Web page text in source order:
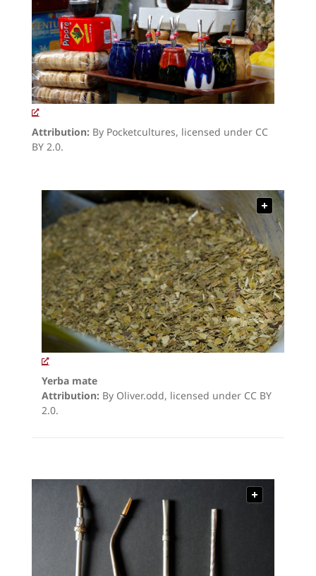
Attribution: By Pocketcultures, licensed under CC
BY 2.0.
Yerba mate
Attribution: By Oliver.odd, licensed under CC BY
2.0.